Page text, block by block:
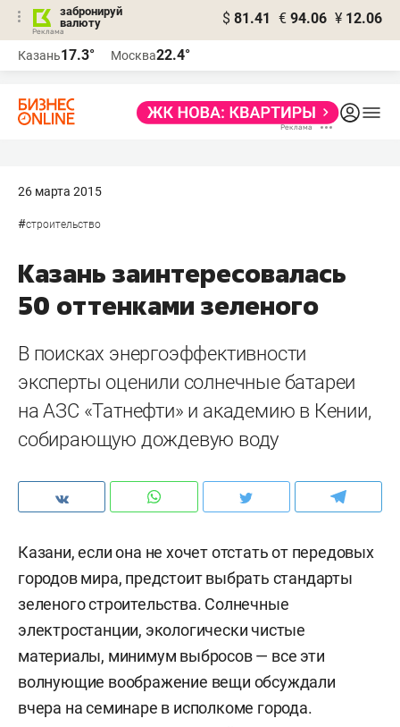
забронируй
валюту
$ 81.41 € 94.06 ¥ 12.06
Казань17.3° Москва22.4°
26 марта 2015
#строительство
Казань заинтересовалась
50 оттенками зеленого
В поисках энергоэффективности
эксперты оценили солнечные батареи
на АЗС «Татнефти» и академию в Кении,
собирающую дождевую воду
Казани, если она не хочет отстать от передовых
городов мира, предстоит выбрать стандарты
зеленого строительства. Солнечные
электростанции, экологически чистые
материалы, минимум выбросов — все эти
волнующие воображение вещи обсуждали
вчера на семинаре в исполкоме города.